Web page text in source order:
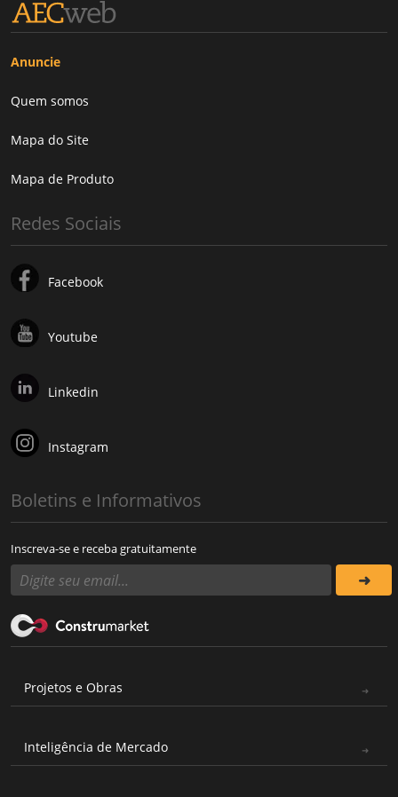
Anuncie
Quem somos
Mapa do Site
Mapa de Produto
Redes Sociais
Facebook
Youtube
Linkedin
Instagram
Boletins e Informativos
Inscreva-se e receba gratuitamente
Projetos e Obras
Inteligência de Mercado